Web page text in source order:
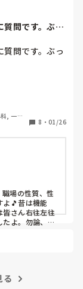
、
笑
質問です。ぶっ
問です。ぶっ
やっている病
「(私が異動
く動けてた
人の面倒を見
など、簡単な
廃止した病棟
担当させて、
。
ことがわから
, 一般
8 ・ 01/26
場の性質、性
🎵昔は機能
皆さん右往左往
よ。勿論、指
が足りないの
なので、昔は
る